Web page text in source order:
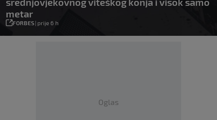
metar
FORBES| prije 6 h
Oglas